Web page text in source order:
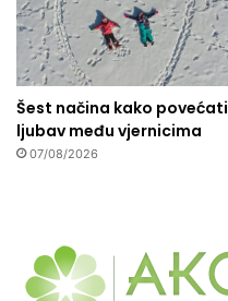
Šest načina kako povećati
ljubav među vjernicima
07/08/2026